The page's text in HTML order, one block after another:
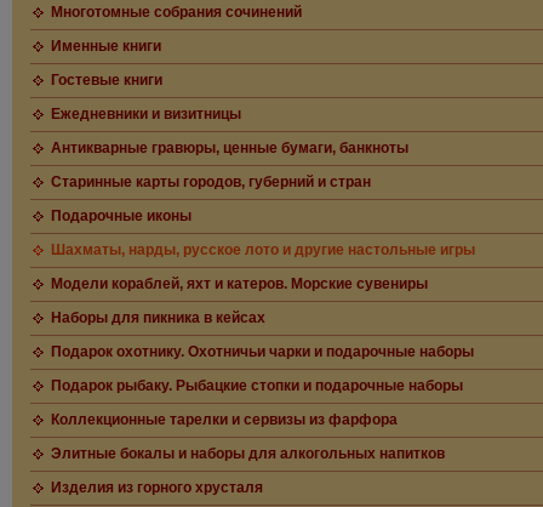
Многотомные собрания сочинений
Именные книги
Гостевые книги
Ежедневники и визитницы
Антикварные гравюры, ценные бумаги, банкноты
Старинные карты городов, губерний и стран
Подарочные иконы
Шахматы, нарды, русское лото и другие настольные игры
Модели кораблей, яхт и катеров. Морские сувениры
Наборы для пикника в кейсах
Подарок охотнику. Охотничьи чарки и подарочные наборы
Подарок рыбаку. Рыбацкие стопки и подарочные наборы
Коллекционные тарелки и сервизы из фарфора
Элитные бокалы и наборы для алкогольных напитков
Изделия из горного хрусталя